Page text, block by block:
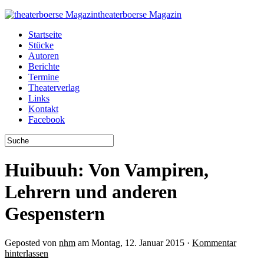
theaterboerse Magazin
Startseite
Stücke
Autoren
Berichte
Termine
Theaterverlag
Links
Kontakt
Facebook
Huibuuh: Von Vampiren,
Lehrern und anderen
Gespenstern
Geposted von nhm am Montag, 12. Januar 2015 · Kommentar
hinterlassen